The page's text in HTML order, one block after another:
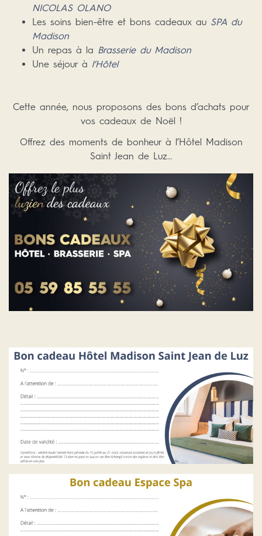
NICOLAS OLANO
Les soins bien-être et bons cadeaux au SPA du
Madison
Un repas à la Brasserie du Madison
Une séjour à l’Hôtel
Cette année, nous proposons des bons d’achats pour
vos cadeaux de Noël !
Offrez des moments de bonheur à l’Hôtel Madison
Saint Jean de Luz…